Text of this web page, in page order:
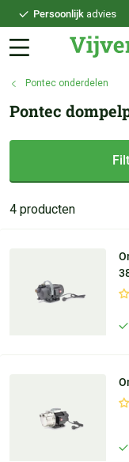
Persoonlijk advies
21:30besteld,
Persoonlijkadvies
Pontec onderdelen
Pontec
4 producten